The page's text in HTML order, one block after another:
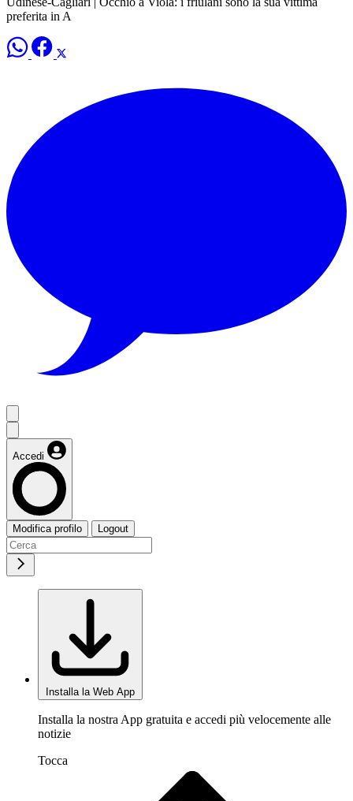
preferita in A
Accedi
Modifica profilo Logout
Installa la Web App
Installa la nostra App gratuita e accedi più velocemente alle
notizie
Tocca